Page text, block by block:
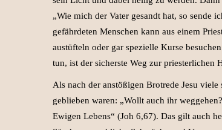
„Wie mich der Vater gesandt hat, so sende
gefährdeten Menschen kann aus einem
austüfteln oder gar spezielle Kurse
tun, ist der sicherste Weg zur priesterlichen
Als nach der anstößigen Brotrede Jesu
geblieben waren: „Wollt auch ihr
Ewigen Lebens“ (Joh 6,67). Das gilt auch